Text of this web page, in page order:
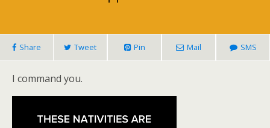
Share Tweet Pin Mail SMS
I command you.